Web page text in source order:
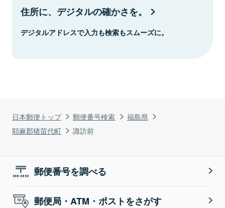
日本郵便トップ 郵便番号検索
福島県
耶麻郡猪苗代町
諏訪前
住所に、デジタルの確かさを。
デジタルアドレスで入力も検索もスムーズに。
郵便番号を調べる
郵便局・ATM・ポストをさがす